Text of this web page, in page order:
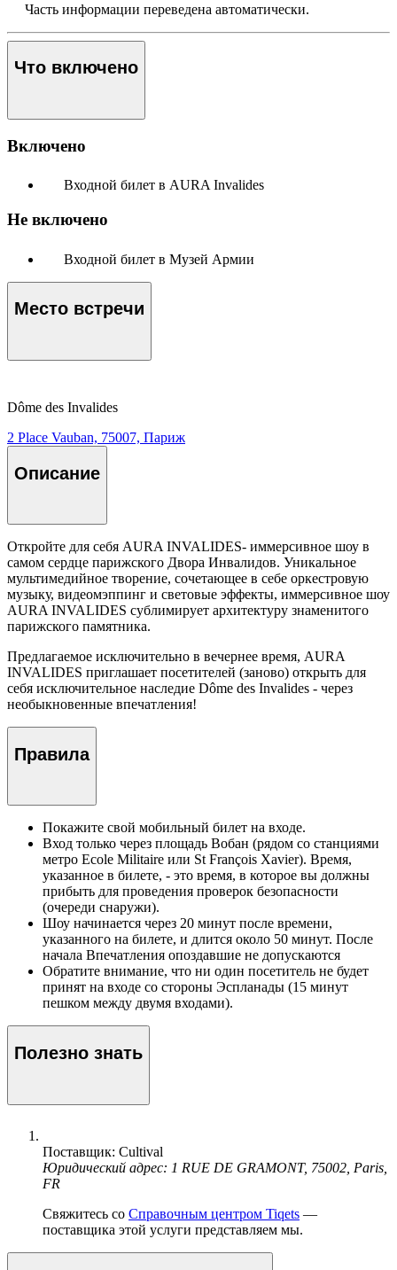
Часть информации переведена автоматически.
Что включено
Включено
Входной билет в AURA Invalides
Не включено
Входной билет в Музей Армии
Место встречи
Dôme des Invalides
2 Place Vauban, 75007, Париж
Описание
Откройте для себя AURA INVALIDES- иммерсивное шоу в
самом сердце парижского Двора Инвалидов. Уникальное
мультимедийное творение, сочетающее в себе оркестровую
музыку, видеомэппинг и световые эффекты, иммерсивное шоу
AURA INVALIDES сублимирует архитектуру знаменитого
парижского памятника.
Предлагаемое исключительно в вечернее время, AURA
INVALIDES приглашает посетителей (заново) открыть для
себя исключительное наследие Dôme des Invalides - через
необыкновенные впечатления!
Правила
Покажите свой мобильный билет на входе.
Вход только через площадь Вобан (рядом со станциями
метро Ecole Militaire или St François Xavier). Время,
указанное в билете, - это время, в которое вы должны
прибыть для проведения проверок безопасности
(очереди снаружи).
Шоу начинается через 20 минут после времени,
указанного на билете, и длится около 50 минут. После
начала Впечатления опоздавшие не допускаются
Обратите внимание, что ни один посетитель не будет
принят на входе со стороны Эспланады (15 минут
пешком между двумя входами).
Полезно знать
Поставщик: Cultival
Юридический адрес: 1 RUE DE GRAMONT, 75002, Paris,
FR
Свяжитесь со Справочным центром Tiqets —
поставщика этой услуги представляем мы.